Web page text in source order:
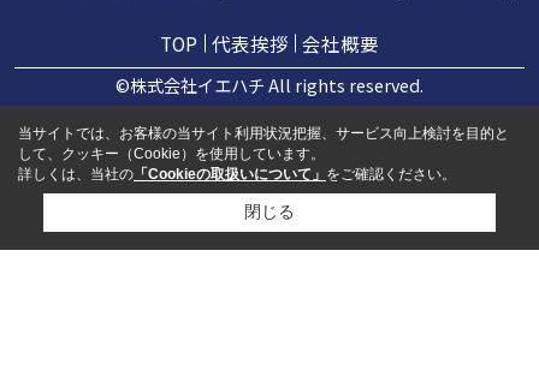
TOP 代表挨拶 会社概要
©株式会社イエハチ All rights reserved.
当サイトでは、お客様の当サイト利用状況把握、サービス向上検討を目的と
して、クッキー（Cookie）を使用しています。
詳しくは、当社の 「Cookieの取扱いについて」 をご確認ください。
閉じる